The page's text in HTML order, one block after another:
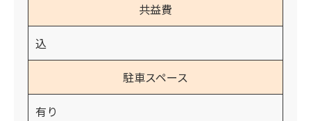
共益費
込
駐車スペース
有り